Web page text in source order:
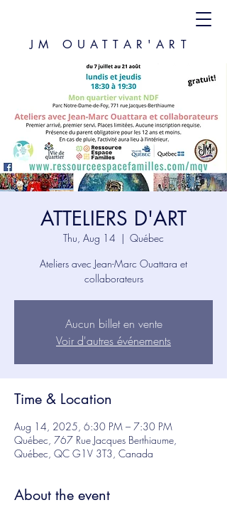
JM OUATTAR'ART
ATTELIERS D'ART
Thu, Aug 14
  |
Québec
Ateliers avec Jean-Marc Ouattara et
collaborateurs
Aucun billet en vente
Voir d'autres événements
Time & Location
Aug 14, 2025, 6:30 PM – 7:30 PM
Québec, 767 Rue Jacques Berthiaume,
Québec, QC G1V 3T3, Canada
About the event